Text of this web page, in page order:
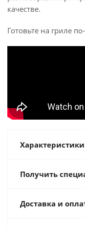
качестве.
Готовьте на гриле
Характеристики
Получить
Доставка и